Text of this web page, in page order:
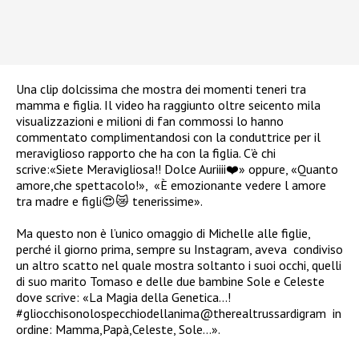
Una clip dolcissima che mostra dei momenti teneri tra
mamma e figlia. Il video ha raggiunto oltre seicento mila
visualizzazioni e milioni di fan commossi lo hanno
commentato complimentandosi con la conduttrice per il
meraviglioso rapporto che ha con la figlia. C’è chi
scrive:«Siete Meravigliosa!! Dolce Auriiii❤️» oppure, «Quanto
amore,che spettacolo!», «È emozionante vedere l amore
tra madre e figli😍😿 tenerissime».
Ma questo non è l’unico omaggio di Michelle alle figlie,
perché il giorno prima, sempre su Instagram, aveva condiviso
un altro scatto nel quale mostra soltanto i suoi occhi, quelli
di suo marito Tomaso e delle due bambine Sole e Celeste
dove scrive: «La Magia della Genetica…!
#gliocchisonolospecchiodellanima@therealtrussardigram in
ordine: Mamma,Papà,Celeste, Sole…».